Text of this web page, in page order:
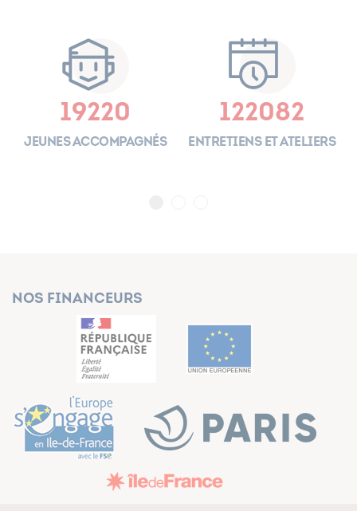
19220
Jeunes accompagnés
122082
Entretiens et ateliers
Nos financeurs